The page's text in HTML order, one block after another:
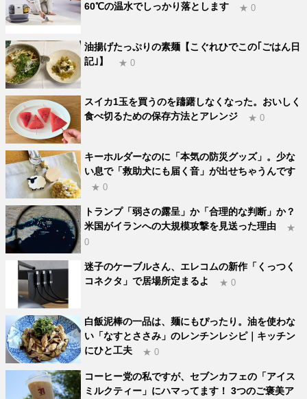
60℃の温水でしっかり落とします
★ 0
油揚げたっぷりの素麺【こぐれひでこの｢ごはん日
記｣】
★ 0
スイカ1玉を買うのを躊躇しなくなった。おいしく
食べ切るための保存方法とアレンジ
★ 0
キーホルダーなのに「本気の防災グッズ」。少な
い息で「救助犬にも届く音」が出せちゃうんです
★ 0
トランプ「弱さの露呈」か「合理的な判断」か？
米国がイランへの大規模攻撃を見送った理由
★
0
迷子のケーブルさん、エレコムの新作「くっつく
コネクタ」で居場所定まるよ
★ 0
白飯泥棒の一品は、麺にもぴったり。油を使わな
い「なすとささみ」のレンチンレシピ｜キッチン
にひと工夫
★ 0
コーヒー党の私ですが、セブンカフェの「アイス
ミルクティー」にハマってます！ 3つのご褒美ア